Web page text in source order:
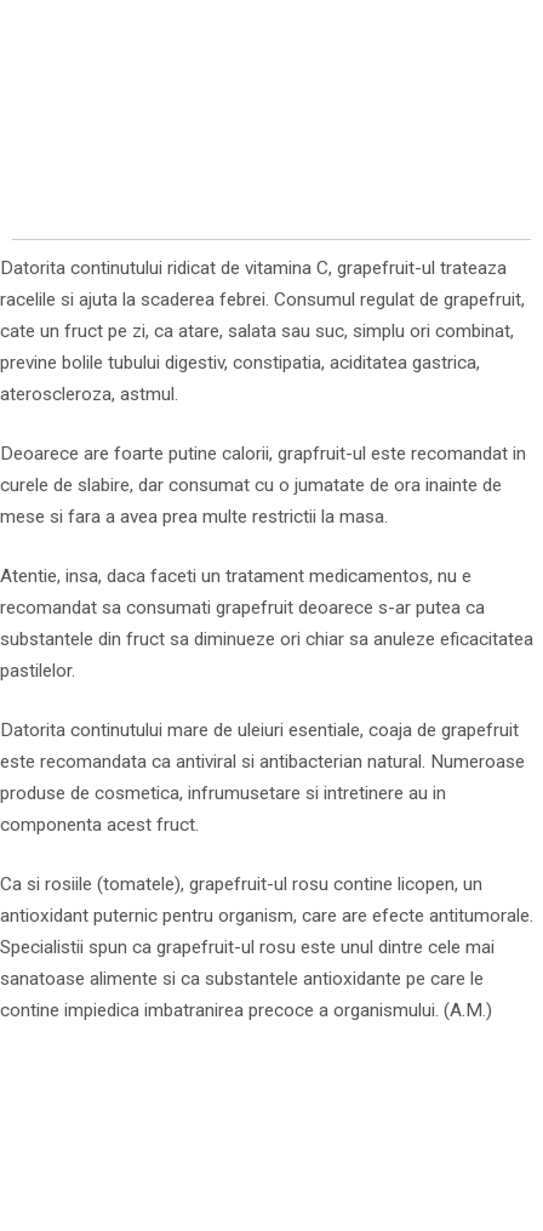
Datorita continutului ridicat de vitamina C, grapefruit-ul trateaza
racelile si ajuta la scaderea febrei. Consumul regulat de grapefruit,
cate un fruct pe zi, ca atare, salata sau suc, simplu ori combinat,
previne bolile tubului digestiv, constipatia, aciditatea gastrica,
ateroscleroza, astmul.
Deoarece are foarte putine calorii, grapfruit-ul este recomandat in
curele de slabire, dar consumat cu o jumatate de ora inainte de
mese si fara a avea prea multe restrictii la masa.
Atentie, insa, daca faceti un tratament medicamentos, nu e
recomandat sa consumati grapefruit deoarece s-ar putea ca
substantele din fruct sa diminueze ori chiar sa anuleze eficacitatea
pastilelor.
Datorita continutului mare de uleiuri esentiale, coaja de grapefruit
este recomandata ca antiviral si antibacterian natural. Numeroase
produse de cosmetica, infrumusetare si intretinere au in
componenta acest fruct.
Ca si rosiile (tomatele), grapefruit-ul rosu contine licopen, un
antioxidant puternic pentru organism, care are efecte antitumorale.
Specialistii spun ca grapefruit-ul rosu este unul dintre cele mai
sanatoase alimente si ca substantele antioxidante pe care le
contine impiedica imbatranirea precoce a organismului. (A.M.)